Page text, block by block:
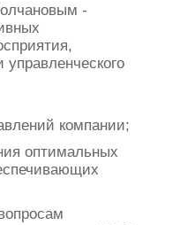
-
компании;
оптимальных